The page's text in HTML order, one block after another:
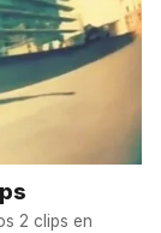
2 clips en